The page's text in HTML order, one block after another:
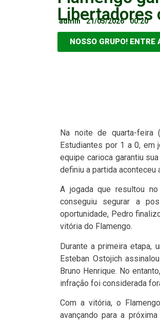
Libertadores
admin 21/05/2026 00:20
NOSSO GRUPO! ENTRE
Na noite de quarta-feira
Estudiantes por 1 a 0, em
equipe carioca garantiu
definiu a partida aconteceu
A jogada que resultou
conseguiu segurar a
oportunidade, Pedro
vitória do Flamengo.
Durante a primeira etapa,
Esteban Ostojich
Bruno Henrique. No
infração foi considerada
Com a vitória, o
avançando para a